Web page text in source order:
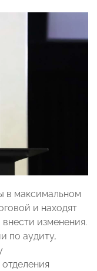
в максимальном
и находят
изменения.
по аудиту,